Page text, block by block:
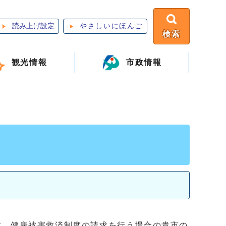
読み上げ設定 やさしいにほんご
検索
観光情報 市政情報